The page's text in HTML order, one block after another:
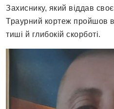
Захиснику, який віддав
Траурний кортеж пройшов
тиші й глибокій скорботі.